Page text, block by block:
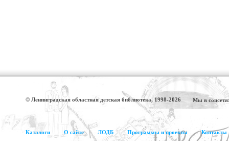
© Ленинградская областная детская библиотека, 1998-2026 Мы в
Каталоги О сайте ЛОДБ Программы и проекты Контакты